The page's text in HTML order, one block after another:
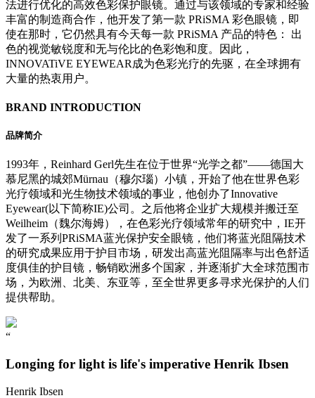
法进行优化的高效色彩保护眼镜。通过与该领域的专家和经验
丰富的制造商合作，他开发了第一款 PRiSMA 彩色眼镜，即
使在那时，它仍然具有今天每一款 PRiSMA 产品的特色： 出
色的视觉敏锐度和无与伦比的色彩饱和度。因此，
INNOVATiVE EYEWEAR成为色彩光疗的先驱，在全球拥有
大量的热衷用户。
BRAND INTRODUCTION
品牌简介
1993年，Reinhard Gerl先生在位于世界“光学之都”——德国大
慕尼黑的城郊Mürnau（穆尔瑙）小镇，开始了他在世界色彩
光疗领域和光生物技术领域的事业，他创办了Innovative
Eyewear(以下简称IE)公司。之后他将企业扩大规模并搬迁至
Weilheim（魏尔海姆），在色彩光疗领域常年的研究中，IE开
发了一系列PRiSMA蓝光保护安全眼镜，他们将蓝光阻隔技术
的研究成果应用于护目市场，研发出高蓝光阻隔率与出色舒适
度俱佳的护目镜，畅销欧洲多个国家，并逐渐扩大全球范围市
场，为欧洲、北美、东亚等，至全世界更多寻求光保护的人们
提供帮助。
“
Longing for light is life's imperative Henrik Ibsen
Henrik Ibsen